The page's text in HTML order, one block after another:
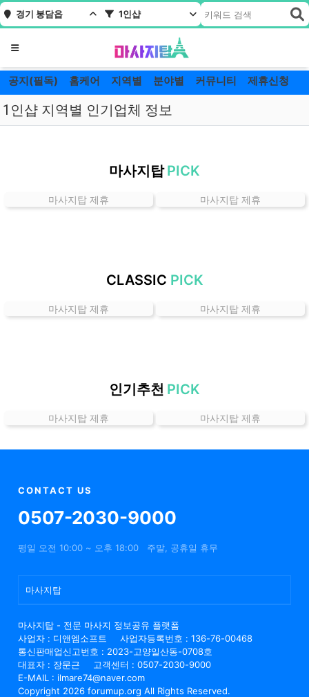
경기 봉담읍 1인샵
메뉴
공지(필독) 홈케어 지역별 분야별 커뮤니티 제휴신청
1인샵 지역별 인기업체 정보
읍
곳
인
보
마사지탑 PICK
마사지탑 제휴 마사지탑 제휴
CLASSIC PICK
마사지탑 제휴 마사지탑 제휴
인기추천 PICK
마사지탑 제휴 마사지탑 제휴
CONTACT US
0507-2030-9000
평일 오전 10:00 ~ 오후 18:00 주말, 공휴일 휴무
마사지탑
마사지탑 - 전문 마사지 정보공유 플랫폼
사업자 : 디앤엠소프트
사업자등록번호 : 136-76-00468
통신판매업신고번호 : 2023-고양일산동-0708호
대표자 : 장문근
고객센터 : 0507-2030-9000
E-MAIL : ilmare74@naver.com
Copyright 2026 forumup.org All Rights Reserved.